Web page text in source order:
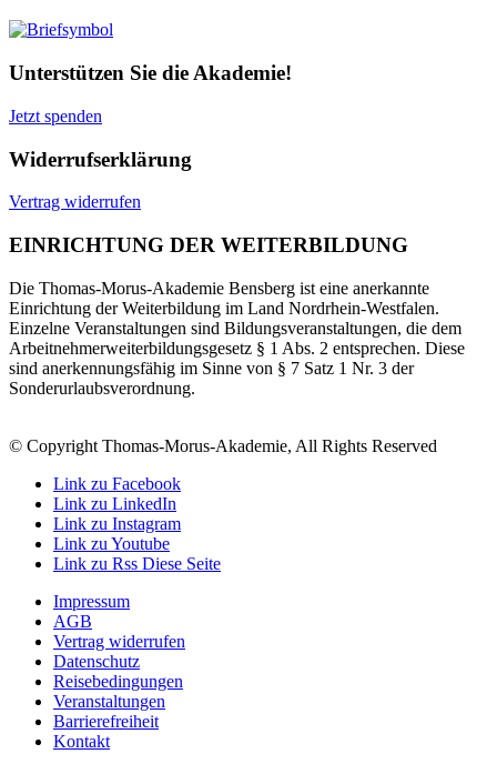
Unterstützen Sie die Akademie!
Jetzt spenden
Widerrufserklärung
Vertrag widerrufen
EINRICHTUNG DER WEITERBILDUNG
Die Thomas-Morus-Akademie Bensberg ist eine anerkannte
Einrichtung der Weiterbildung im Land Nordrhein-Westfalen.
Einzelne Veranstaltungen sind Bildungsveranstaltungen, die dem
Arbeitnehmerweiterbildungsgesetz § 1 Abs. 2 entsprechen. Diese
sind anerkennungsfähig im Sinne von § 7 Satz 1 Nr. 3 der
Sonderurlaubsverordnung.
© Copyright Thomas-Morus-Akademie, All Rights Reserved
Link zu Facebook
Link zu LinkedIn
Link zu Instagram
Link zu Youtube
Link zu Rss Diese Seite
Impressum
AGB
Vertrag widerrufen
Datenschutz
Reisebedingungen
Veranstaltungen
Barrierefreiheit
Kontakt